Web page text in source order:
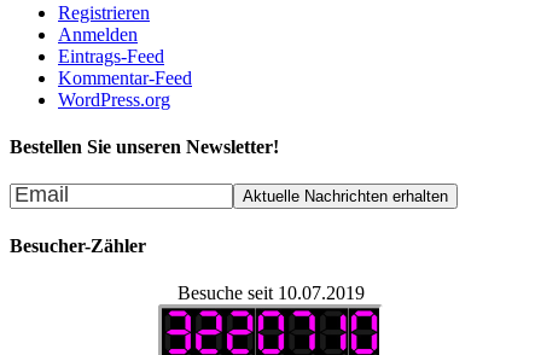
Registrieren
Anmelden
Eintrags-Feed
Kommentar-Feed
WordPress.org
Bestellen Sie unseren Newsletter!
Besucher-Zähler
Besuche seit 10.07.2019